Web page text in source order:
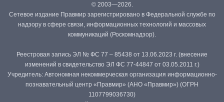
© 2003—2026.
Сетевое издание Правмир зарегистрировано в Федеральной службе по
надзору в сфере связи, информационных технологий и массовых
коммуникаций (Роскомнадзор).
Реестровая запись ЭЛ № ФС 77 – 85438 от 13.06.2023 г. (внесение
изменений в свидетельство ЭЛ ФС 77-44847 от 03.05.2011 г.)
Учредитель: Автономная некоммерческая организация информационно-
познавательный центр «Правмир» (АНО «Правмир») (ОГРН
1107799036730)